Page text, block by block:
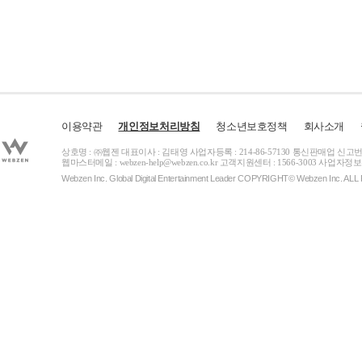
이용약관 개인정보처리방침 청소년보호정책 회사소개
상호명 : ㈜웹젠 대표이사 : 김태영 사업자등록 : 214-86-57130 통신판매업 신
웹마스터메일 : webzen-help@webzen.co.kr고객지원센터 : 1566-3003 사업자정
Webzen Inc. Global Digital Entertainment Leader COPYRIGHT© Webzen Inc.